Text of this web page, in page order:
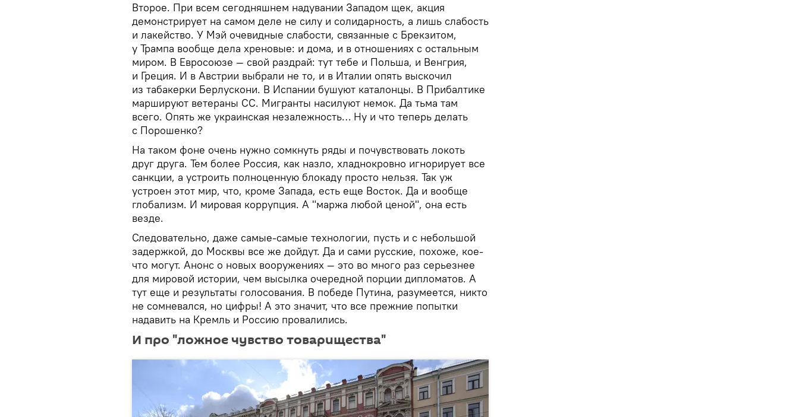
Второе. При всем сегодняшнем надувании Западом щек, акция
демонстрирует на самом деле не силу и солидарность, а лишь слабость
и лакейство. У Мэй очевидные слабости, связанные с Брекзитом,
у Трампа вообще дела хреновые: и дома, и в отношениях с остальным
миром. В Евросоюзе — свой раздрай: тут тебе и Польша, и Венгрия,
и Греция. И в Австрии выбрали не то, и в Италии опять выскочил
из табакерки Берлускони. В Испании бушуют каталонцы. В Прибалтике
маршируют ветераны СС. Мигранты насилуют немок. Да тьма там
всего. Опять же украинская незалежность… Ну и что теперь делать
с Порошенко?
На таком фоне очень нужно сомкнуть ряды и почувствовать локоть
друг друга. Тем более Россия, как назло, хладнокровно игнорирует все
санкции, а устроить полноценную блокаду просто нельзя. Так уж
устроен этот мир, что, кроме Запада, есть еще Восток. Да и вообще
глобализм. И мировая коррупция. А "маржа любой ценой", она есть
везде.
Следовательно, даже самые-самые технологии, пусть и с небольшой
задержкой, до Москвы все же дойдут. Да и сами русские, похоже, кое-
что могут. Анонс о новых вооружениях — это во много раз серьезнее
для мировой истории, чем высылка очередной порции дипломатов. А
тут еще и результаты голосования. В победе Путина, разумеется, никто
не сомневался, но цифры! А это значит, что все прежние попытки
надавить на Кремль и Россию провалились.
И про "ложное чувство товарищества"